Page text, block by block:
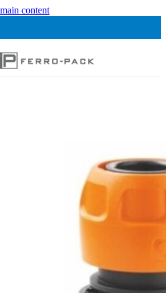
content